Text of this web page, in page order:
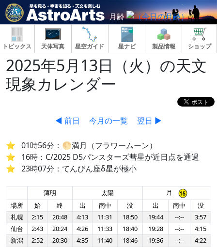
月齢
トピックス 天体写真 星空ガイド 星ナビ 製品情報 ショップ
2025年5月13日（火）の天文
現象カレンダー
◀ 前日 今月の一覧 翌日 ▶
01時56分：🌕満月（フラワームーン）
16時：C/2025 D5パンスターズ彗星が近日点を通過
23時07分：てんびん座δ星が極小
薄明 太陽
月
場所
始 終 出 南中 没 出 南中
没
札幌
2:15 20:48 4:13 11:31 18:50 19:44 --:--
3:57
仙台
2:43 20:24 4:26 11:33 18:40 19:28 --:--
4:15
新潟
2:52 20:30 4:35 11:40 18:46 19:36 --:--
4:22